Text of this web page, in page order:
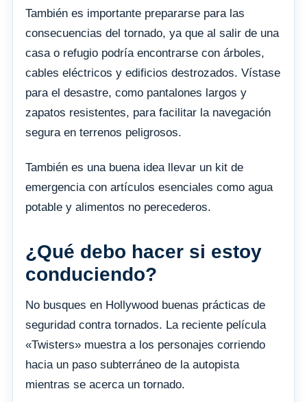
También es importante prepararse para las
consecuencias del tornado, ya que al salir de una
casa o refugio podría encontrarse con árboles,
cables eléctricos y edificios destrozados. Vístase
para el desastre, como pantalones largos y
zapatos resistentes, para facilitar la navegación
segura en terrenos peligrosos.
También es una buena idea llevar un kit de
emergencia con artículos esenciales como agua
potable y alimentos no perecederos.
¿Qué debo hacer si estoy
conduciendo?
No busques en Hollywood buenas prácticas de
seguridad contra tornados. La reciente película
«Twisters» muestra a los personajes corriendo
hacia un paso subterráneo de la autopista
mientras se acerca un tornado.